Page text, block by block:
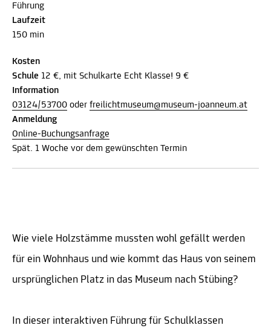
Führung
Laufzeit
150 min
Kosten
Schule 12 €, mit Schulkarte Echt Klasse! 9 €
Information
03124/53700 oder freilichtmuseum@museum-joanneum.at
Anmeldung
Online-Buchungsanfrage
Spät. 1 Woche vor dem gewünschten Termin
Wie viele Holzstämme mussten wohl gefällt werden
für ein Wohnhaus und wie kommt das Haus von seinem
ursprünglichen Platz in das Museum nach Stübing?
In dieser interaktiven Führung für Schulklassen